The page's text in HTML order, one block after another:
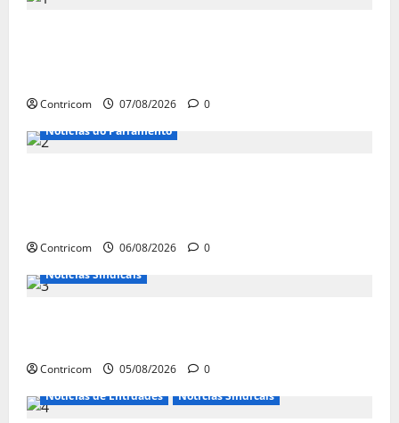
Contricom 07/08/2026
0
Notícias do Parlamento
Contricom 06/08/2026
0
Notícias Sindicais
Contricom 05/08/2026
0
Notícias de Entidades
Notícias Sindicais